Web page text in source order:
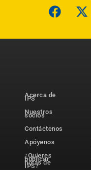
Acerca de
IPS
Nuestros
socios
Contáctenos
Apóyenos
¿Quieres
publicar
notas de
IPS?